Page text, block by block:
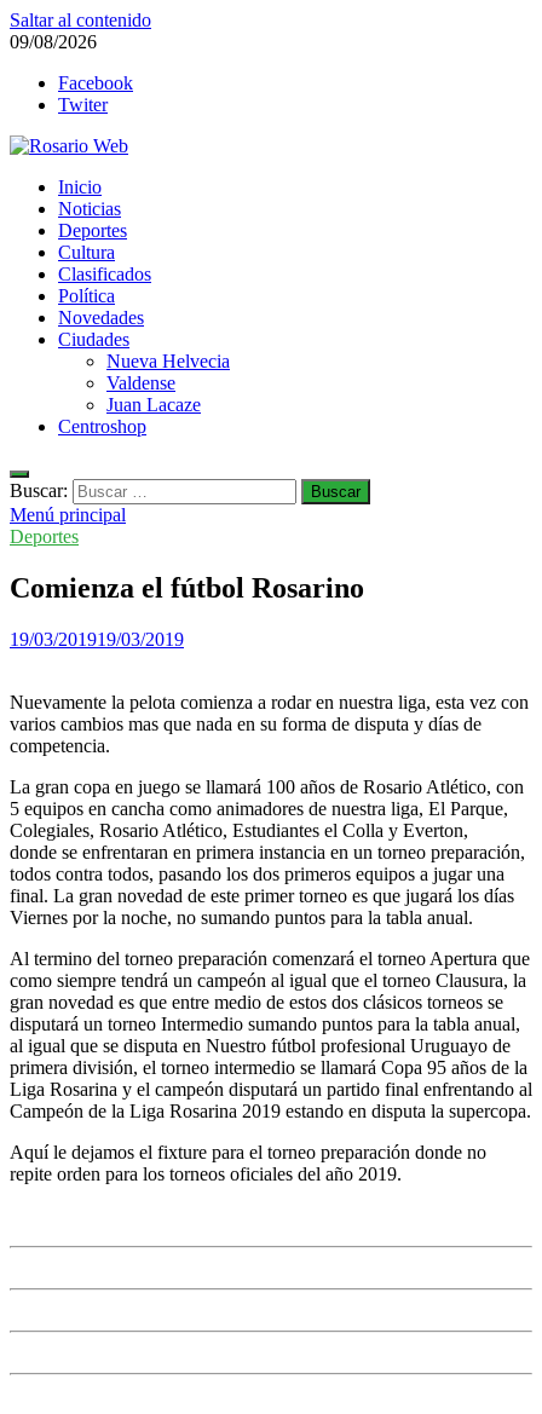
Saltar al contenido
09/08/2026
Facebook
Twiter
Rosario Web
Todas la noticias de Rosario y la zona
Inicio
Noticias
Deportes
Cultura
Clasificados
Política
Novedades
Ciudades
Nueva Helvecia
Valdense
Juan Lacaze
Centroshop
Buscar:
Menú principal
Deportes
Comienza el fútbol Rosarino
19/03/201919/03/2019
Nuevamente la pelota comienza a rodar en nuestra liga, esta vez con
varios cambios mas que nada en su forma de disputa y días de
competencia.
La gran copa en juego se llamará 100 años de Rosario Atlético, con
5 equipos en cancha como animadores de nuestra liga, El Parque,
Colegiales, Rosario Atlético, Estudiantes el Colla y Everton,
donde se enfrentaran en primera instancia en un torneo preparación,
todos contra todos, pasando los dos primeros equipos a jugar una
final. La gran novedad de este primer torneo es que jugará los días
Viernes por la noche, no sumando puntos para la tabla anual.
Al termino del torneo preparación comenzará el torneo Apertura que
como siempre tendrá un campeón al igual que el torneo Clausura, la
gran novedad es que entre medio de estos dos clásicos torneos se
disputará un torneo Intermedio sumando puntos para la tabla anual,
al igual que se disputa en Nuestro fútbol profesional Uruguayo de
primera división, el torneo intermedio se llamará Copa 95 años de la
Liga Rosarina y el campeón disputará un partido final enfrentando al
Campeón de la Liga Rosarina 2019 estando en disputa la supercopa.
Aquí le dejamos el fixture para el torneo preparación donde no
repite orden para los torneos oficiales del año 2019.